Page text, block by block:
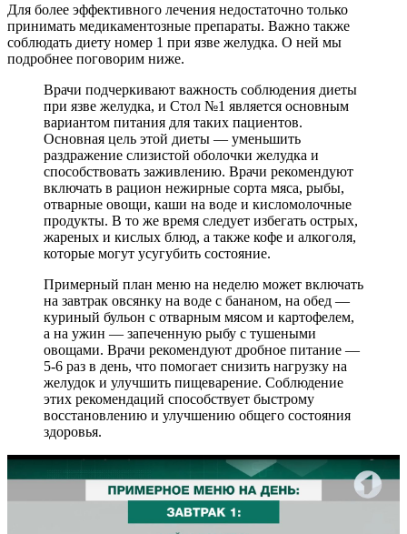
Для более эффективного лечения недостаточно только
принимать медикаментозные препараты. Важно также
соблюдать диету номер 1 при язве желудка. О ней мы
подробнее поговорим ниже.
Врачи подчеркивают важность соблюдения диеты
при язве желудка, и Стол №1 является основным
вариантом питания для таких пациентов.
Основная цель этой диеты — уменьшить
раздражение слизистой оболочки желудка и
способствовать заживлению. Врачи рекомендуют
включать в рацион нежирные сорта мяса, рыбы,
отварные овощи, каши на воде и кисломолочные
продукты. В то же время следует избегать острых,
жареных и кислых блюд, а также кофе и алкоголя,
которые могут усугубить состояние.
Примерный план меню на неделю может включать
на завтрак овсянку на воде с бананом, на обед —
куриный бульон с отварным мясом и картофелем,
а на ужин — запеченную рыбу с тушеными
овощами. Врачи рекомендуют дробное питание —
5-6 раз в день, что помогает снизить нагрузку на
желудок и улучшить пищеварение. Соблюдение
этих рекомендаций способствует быстрому
восстановлению и улучшению общего состояния
здоровья.